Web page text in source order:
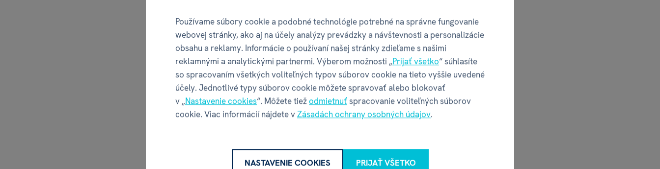
Používame súbory cookie a podobné technológie potrebné na správne fungovanie
webovej stránky, ako aj na účely analýzy prevádzky a návštevnosti a personalizácie
obsahu a reklamy. Informácie o používaní našej stránky zdieľame s našimi
reklamnými a analytickými partnermi. Výberom možnosti „Prijať všetko“ súhlasíte
so spracovaním všetkých voliteľných typov súborov cookie na tieto vyššie uvedené
účely. Jednotlivé typy súborov cookie môžete spravovať alebo blokovať
v „Nastavenie cookies“. Môžete tiežodmietnuťspracovanie voliteľných súborov
cookie. Viac informácií nájdete vZásadách ochrany osobných údajov.
NASTAVENIE COOKIES PRIJAŤ VŠETKO